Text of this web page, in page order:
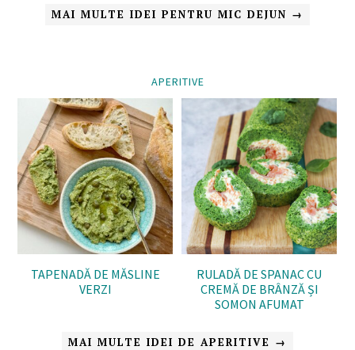
MAI MULTE IDEI PENTRU MIC DEJUN →
APERITIVE
TAPENADĂ DE MĂSLINE
VERZI
RULADĂ DE SPANAC CU
CREMĂ DE BRÂNZĂ ȘI
SOMON AFUMAT
MAI MULTE IDEI DE APERITIVE →